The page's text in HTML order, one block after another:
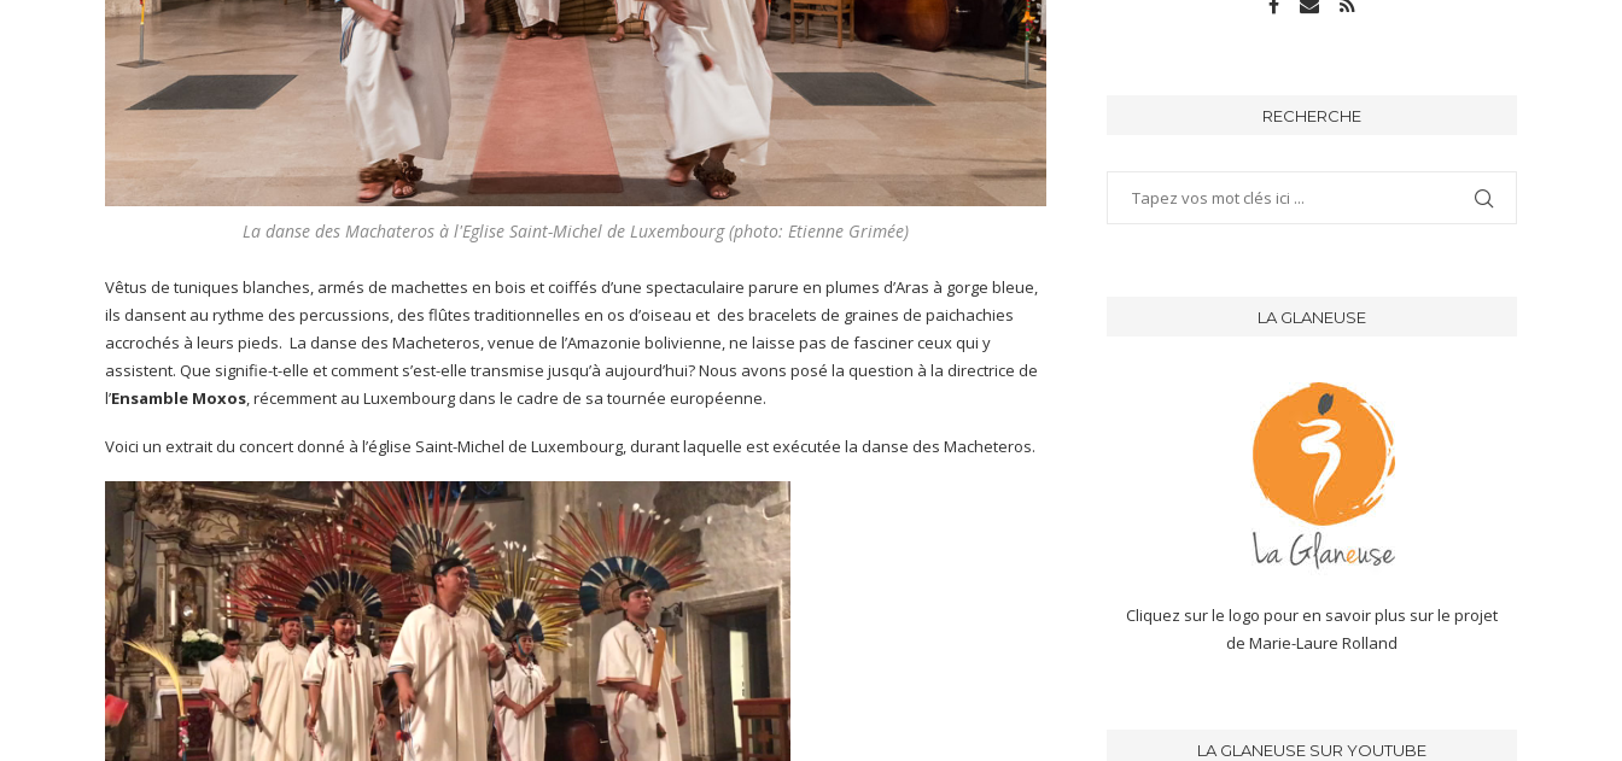
La danse des Machateros à l'Eglise Saint-Michel de Luxembourg (photo: Etienne Grimée)
Vêtus de tuniques blanches, armés de machettes en bois et coiffés d’une spectaculaire parure en plumes d’Aras à gorge bleue,
ils dansent au rythme des percussions, des flûtes traditionnelles en os d’oiseau et des bracelets de graines de paichachies
accrochés à leurs pieds. La danse des Macheteros, venue de l’Amazonie bolivienne, ne laisse pas de fasciner ceux qui y
assistent. Que signifie-t-elle et comment s’est-elle transmise jusqu’à aujourd’hui? Nous avons posé la question à la directrice de
l’Ensamble Moxos, récemment au Luxembourg dans le cadre de sa tournée européenne.
Voici un extrait du concert donné à l’église Saint-Michel de Luxembourg, durant laquelle est exécutée la danse des Macheteros.
Lecteur
vidéo
RECHERCHE
LA GLANEUSE
Cliquez sur le logo pour en savoir plus sur le projet
de Marie-Laure Rolland
LA GLANEUSE SUR YOUTUBE